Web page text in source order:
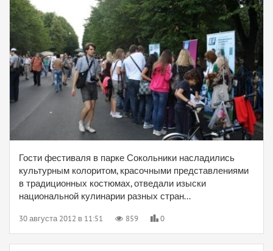
Гости фестиваля в парке Сокольники насладились
культурным колоритом, красочными представлениями
в традиционных костюмах, отведали изыски
национальной кулинарии разных стран...
30 августа 2012 в 11:51 859 0